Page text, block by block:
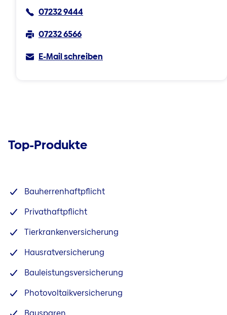
07232 9444
07232 6566
E-Mail schreiben
Top-Produkte
Bauherrenhaftpflicht
Privathaftpflicht
Tierkrankenversicherung
Hausratversicherung
Bauleistungsversicherung
Photovoltaikversicherung